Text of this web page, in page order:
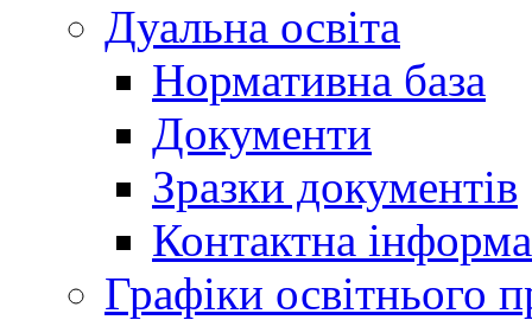
Дуальна освіта
Нормативна база
Документи
Зразки документів
Контактна
Графіки освітнього